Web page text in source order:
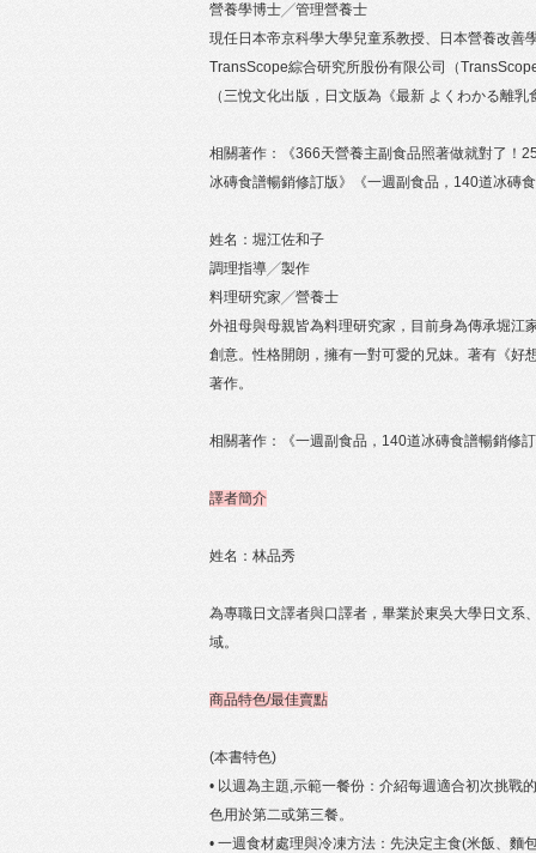
營養學博士╱管理營養士
現任日本帝京科學大學兒童系教授、日本營養改善
TransScope綜合研究所股份有限公司（
（三悅文化出版，日文版為《最新 よくわかる離
相關著作：《366天營養主副食品照著做就對了！
冰磚食譜暢銷修訂版》《一週副食品，140道冰磚
姓名：堀江佐和子
調理指導╱製作
料理研究家╱營養士
外祖母與母親皆為料理研究家，目前身為傳承堀江
創意。性格開朗，擁有一對可愛的兄妹。著有《好
著作。
相關著作：《一週副食品，140道冰磚食譜暢銷修
譯者簡介
姓名：林品秀
為專職日文譯者與口譯者，畢業於東吳大學日文系
域。
商品特色/最佳賣點
(本書特色)
• 以週為主題,示範一餐份：介紹每週適合初次挑戰
色用於第二或第三餐。
• 一週食材處理與冷凍方法：先決定主食(米飯、